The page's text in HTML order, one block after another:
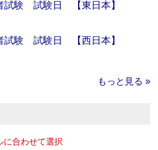
試験 試験日 【東日本】
試験 試験日 【西日本】
もっと見る »
に合わせて選択